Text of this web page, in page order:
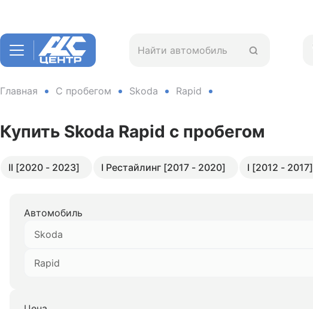
Главная С пробегом Skoda Rapid
Купить Skoda Rapid с пробегом
II [2020 - 2023] I Рестайлинг [2017 - 2020] I [2012 - 2017]
Автомобиль
Skoda
Rapid